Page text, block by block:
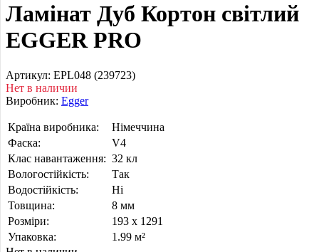
Ламінат Дуб Кортон світлий
EGGER PRO
Артикул: EPL048 (239723)
Нет в наличии
Виробник: Egger
Країна виробника:
Німеччина
Фаска:
V4
Клас навантаження: 32 кл
Вологостійкість:
Так
Водостійкість:
Ні
Товщина:
8 мм
Розміри:
193 x 1291
Упаковка:
1.99 м²